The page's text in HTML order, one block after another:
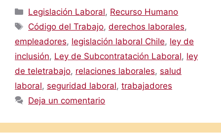
Categorías
Legislación Laboral, Recurso Humano
Etiquetas
Código del Trabajo,derechos laborales,
empleadores, legislación laboral Chile, ley de
inclusión, Ley de Subcontratación Laboral, ley
de teletrabajo, relaciones laborales, salud
laboral, seguridad laboral, trabajadores
Deja un comentario